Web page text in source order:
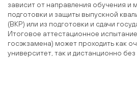
зависит от направления обучения и
подготовки и защиты выпускной
(ВКР) или из подготовки и сдачи
Итоговое аттестационное
госэкзамена) может проходить как
университет, так и дистанционно без